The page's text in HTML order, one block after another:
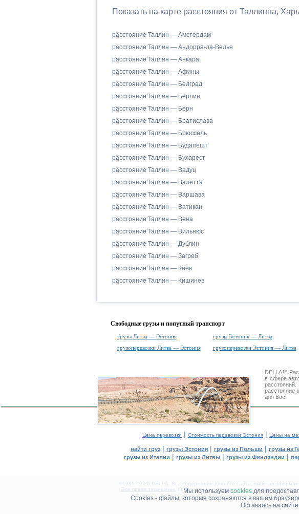
Мы используем cookiesдля
Cookies - файлы, которые сохраняются в вашем
Оставаясь на
Показать на карте расстояния от Таллинна,
расстояние Таллин — Амстердам
расстояние Таллин — Андорра-ла-Велья
расстояние Таллин — Анкара
расстояние Таллин — Афины
расстояние Таллин — Белград
расстояние Таллин — Берлин
расстояние Таллин — Берн
расстояние Таллин — Братислава
расстояние Таллин — Брюссель
расстояние Таллин — Будапешт
расстояние Таллин — Бухарест
расстояние Таллин — Вадуц
расстояние Таллин — Валетта
расстояние Таллин — Варшава
расстояние Таллин — Ватикан
расстояние Таллин — Вена
расстояние Таллин — Вильнюс
расстояние Таллин — Дублин
расстояние Таллин — Загреб
расстояние Таллин — Киев
расстояние Таллин — Кишинев
Свободные грузы и попутный транспорт
грузы Литва — Эстония грузы Эстония — Литва
грузоперевозки Литва — Эстония
грузоперевозки Эстония — Литва
DELLA™
в сфере
расстояние
для Вас!
Цена перевозки | Стоимость перевозки Эстония | Цены на
найти груз | грузы Эстония | грузы из Польши | грузы из
грузы из Италии | грузы из Литвы| грузы из Финляндии |
©1995–2026 DELLA. Все содержание данного сайта, включая
Все права защищены.
Копирование и размещение в других